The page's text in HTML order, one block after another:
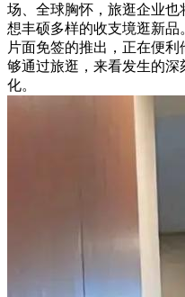
场、全球胸怀，旅逛企业
想丰硕多样的收支境逛新品
片面免签的推出，正在便
够通过旅逛，来看发生的
化。